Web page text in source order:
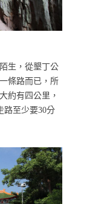
生，從墾丁公
條路而已，所
約有四公里，
路至少要30分